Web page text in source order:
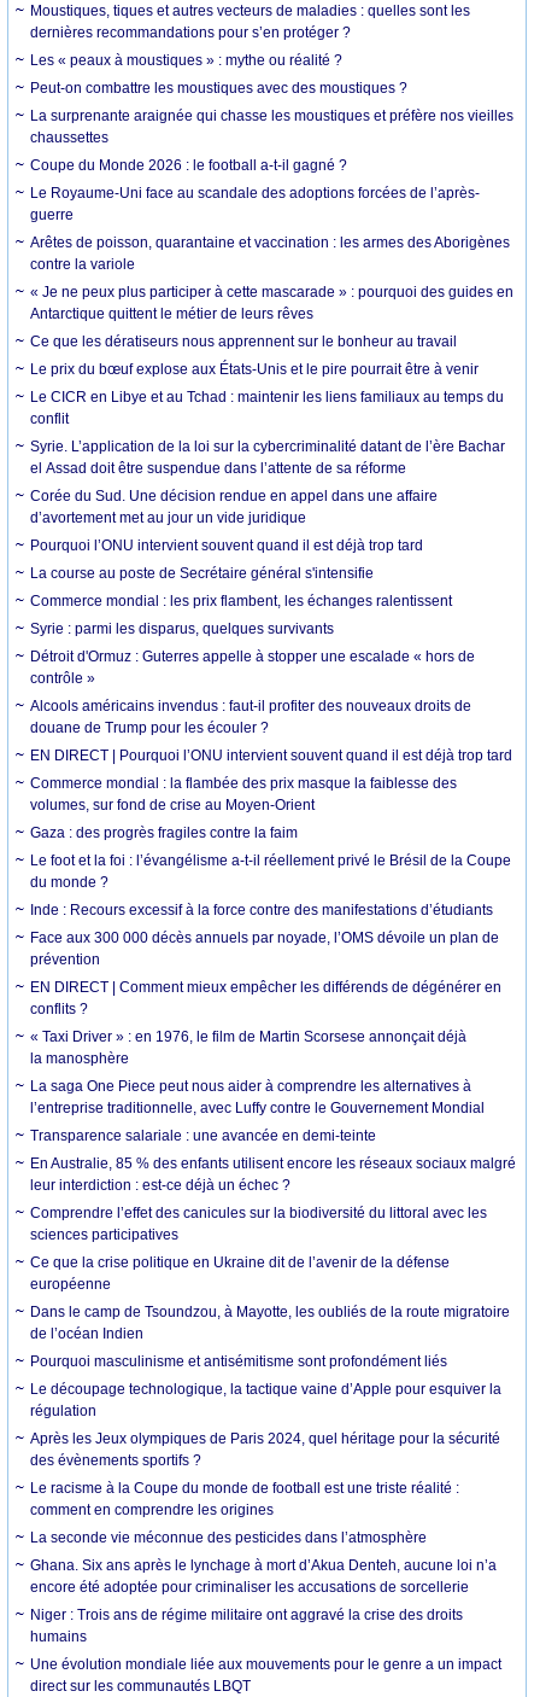
Moustiques, tiques et autres vecteurs de maladies : quelles sont les
dernières recommandations pour s’en protéger ?
Les « peaux à moustiques » : mythe ou réalité ?
Peut-on combattre les moustiques avec des moustiques ?
La surprenante araignée qui chasse les moustiques et préfère nos vieilles
chaussettes
Coupe du Monde 2026 : le football a-t-il gagné ?
Le Royaume-Uni face au scandale des adoptions forcées de l’après-
guerre
Arêtes de poisson, quarantaine et vaccination : les armes des Aborigènes
contre la variole
« Je ne peux plus participer à cette mascarade » : pourquoi des guides en
Antarctique quittent le métier de leurs rêves
Ce que les dératiseurs nous apprennent sur le bonheur au travail
Le prix du bœuf explose aux États-Unis et le pire pourrait être à venir
Le CICR en Libye et au Tchad : maintenir les liens familiaux au temps du
conflit
Syrie. L’application de la loi sur la cybercriminalité datant de l’ère Bachar
el Assad doit être suspendue dans l’attente de sa réforme
Corée du Sud. Une décision rendue en appel dans une affaire
d’avortement met au jour un vide juridique
Pourquoi l’ONU intervient souvent quand il est déjà trop tard
La course au poste de Secrétaire général s'intensifie
Commerce mondial : les prix flambent, les échanges ralentissent
Syrie : parmi les disparus, quelques survivants
Détroit d'Ormuz : Guterres appelle à stopper une escalade « hors de
contrôle »
Alcools américains invendus : faut-il profiter des nouveaux droits de
douane de Trump pour les écouler ?
EN DIRECT | Pourquoi l’ONU intervient souvent quand il est déjà trop tard
Commerce mondial : la flambée des prix masque la faiblesse des
volumes, sur fond de crise au Moyen-Orient
Gaza : des progrès fragiles contre la faim
Le foot et la foi : l’évangélisme a-t-il réellement privé le Brésil de la Coupe
du monde ?
Inde : Recours excessif à la force contre des manifestations d’étudiants
Face aux 300 000 décès annuels par noyade, l’OMS dévoile un plan de
prévention
EN DIRECT | Comment mieux empêcher les différends de dégénérer en
conflits ?
« Taxi Driver » : en 1976, le film de Martin Scorsese annonçait déjà
la manosphère
La saga One Piece peut nous aider à comprendre les alternatives à
l’entreprise traditionnelle, avec Luffy contre le Gouvernement Mondial
Transparence salariale : une avancée en demi-teinte
En Australie, 85 % des enfants utilisent encore les réseaux sociaux malgré
leur interdiction : est-ce déjà un échec ?
Comprendre l’effet des canicules sur la biodiversité du littoral avec les
sciences participatives
Ce que la crise politique en Ukraine dit de l’avenir de la défense
européenne
Dans le camp de Tsoundzou, à Mayotte, les oubliés de la route migratoire
de l’océan Indien
Pourquoi masculinisme et antisémitisme sont profondément liés
Le découpage technologique, la tactique vaine d’Apple pour esquiver la
régulation
Après les Jeux olympiques de Paris 2024, quel héritage pour la sécurité
des évènements sportifs ?
Le racisme à la Coupe du monde de football est une triste réalité :
comment en comprendre les origines
La seconde vie méconnue des pesticides dans l’atmosphère
Ghana. Six ans après le lynchage à mort d’Akua Denteh, aucune loi n’a
encore été adoptée pour criminaliser les accusations de sorcellerie
Niger : Trois ans de régime militaire ont aggravé la crise des droits
humains
Une évolution mondiale liée aux mouvements pour le genre a un impact
direct sur les communautés LBQT